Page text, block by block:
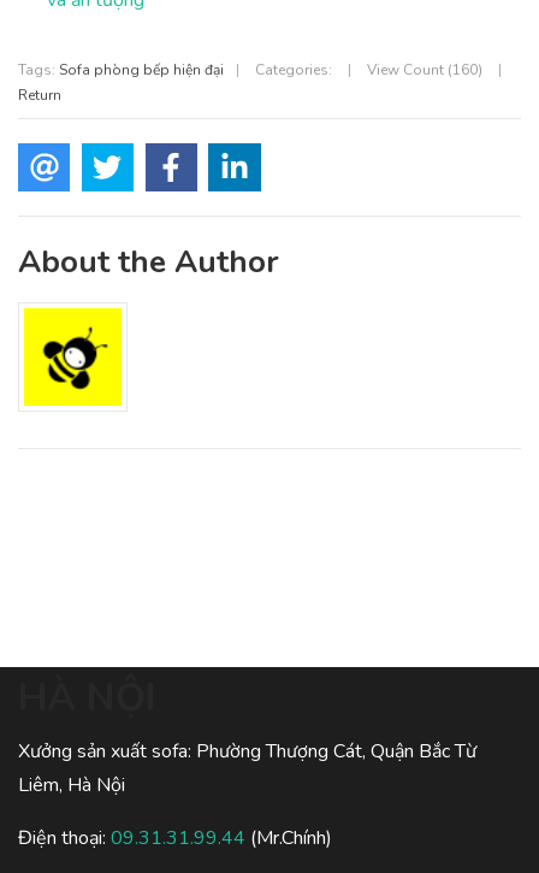
Tags: Sofa phòng bếp hiện đại | Categories: | View Count (160)
|
Return
About the Author
Xưởng sản xuất sofa: Phường Thượng Cát, Quận Bắc Từ
Liêm, Hà Nội
Điện thoại: 09.31.31.99.44 (Mr.Chính)